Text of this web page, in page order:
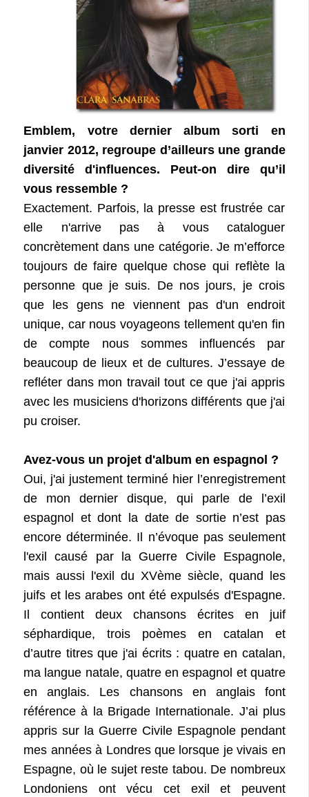
Emblem, votre dernier album sorti en
janvier 2012, regroupe d’ailleurs une grande
diversité d'influences. Peut-on dire qu’il
vous ressemble ?
Exactement. Parfois, la presse est frustrée car
elle n'arrive pas à vous cataloguer
concrètement dans une catégorie. Je m’efforce
toujours de faire quelque chose qui reflète la
personne que je suis. De nos jours, je crois
que les gens ne viennent pas d'un endroit
unique, car nous voyageons tellement qu'en fin
de compte nous sommes influencés par
beaucoup de lieux et de cultures. J’essaye de
refléter dans mon travail tout ce que j'ai appris
avec les musiciens d'horizons différents que j'ai
pu croiser.
Avez-vous un projet d'album en espagnol ?
Oui, j'ai justement terminé hier l’enregistrement
de mon dernier disque, qui parle de l’exil
espagnol et dont la date de sortie n’est pas
encore déterminée. Il n’évoque pas seulement
l'exil causé par la Guerre Civile Espagnole,
mais aussi l'exil du XVème siècle, quand les
juifs et les arabes ont été expulsés d'Espagne.
Il contient deux chansons écrites en juif
séphardique, trois poèmes en catalan et
d’autre titres que j'ai écrits : quatre en catalan,
ma langue natale, quatre en espagnol et quatre
en anglais. Les chansons en anglais font
référence à la Brigade Internationale. J’ai plus
appris sur la Guerre Civile Espagnole pendant
mes années à Londres que lorsque je vivais en
Espagne, où le sujet reste tabou. De nombreux
Londoniens ont vécu cet exil et peuvent